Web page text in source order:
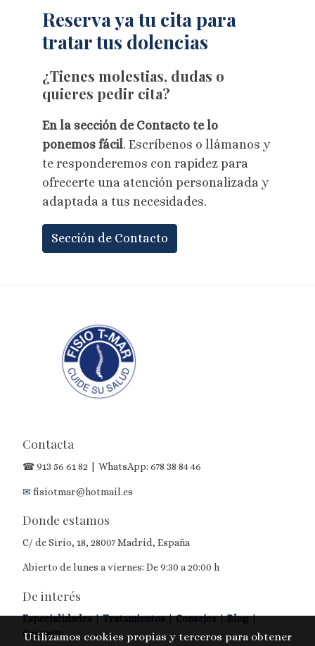
Reserva ya tu cita para
tratar tus dolencias
¿Tienes molestias, dudas o
quieres pedir cita?
En la sección de Contacto te lo
ponemos fácil. Escríbenos o llámanos y
te responderemos con rapidez para
ofrecerte una atención personalizada y
adaptada a tus necesidades.
Sección de Contacto
Contacta
☎913 56 61 82 | WhatsApp: 678 38 84 46
✉ fisiotmar@hotmail.es
Donde estamos
C/ de Sirio, 18, 28007 Madrid, España
Abierto de lunes a viernes: De 9:30 a 20:00 h
De interés
Especialidades|Tratamientos|Consejos|Blog|
Contacto
Utilizamos cookies propias y terceros para obtener